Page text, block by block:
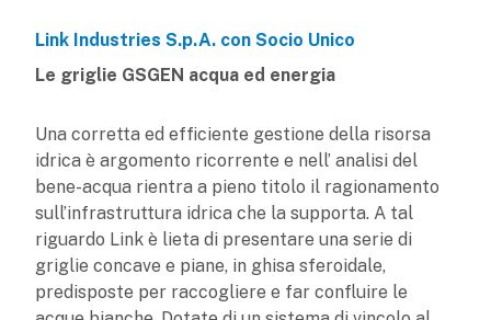
Link Industries S.p.A. con Socio Unico
Le griglie GSGEN acqua ed energia
Una corretta ed efficiente gestione della risorsa
idrica è argomento ricorrente e nell’ analisi del
bene-acqua rientra a pieno titolo il ragionamento
sull’infrastruttura idrica che la supporta. A tal
riguardo Link è lieta di presentare una serie di
griglie concave e piane, in ghisa sferoidale,
predisposte per raccogliere e far confluire le